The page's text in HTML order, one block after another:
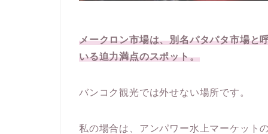
メークロン市場は、別名パタパタ市場と
いる迫力満点のスポット。
バンコク観光では外せない場所です。
私の場合は、アンパワー水上マーケット